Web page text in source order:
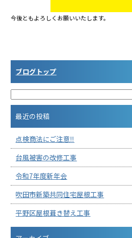
今後ともよろしくお願いいたします。
ブログトップ
最近の投稿
点検商法にご注意‼︎
台風被害の改修工事
令和7年度新年会
吹田市新築共同住宅屋根工事
平野区屋根葺き替え工事